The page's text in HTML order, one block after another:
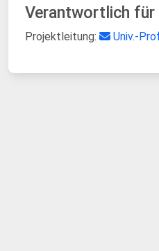
Verantwortlich für
Projektleitung: Univ.-